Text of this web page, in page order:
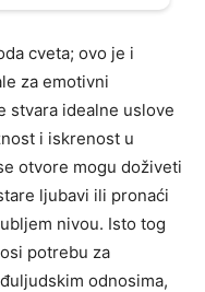
cveta; ovo je i
za emotivni
stvara idealne uslove
i iskrenost u
otvore mogu doživeti
ljubavi ili pronaći
nivou. Isto tog
potrebu za
odnosima,